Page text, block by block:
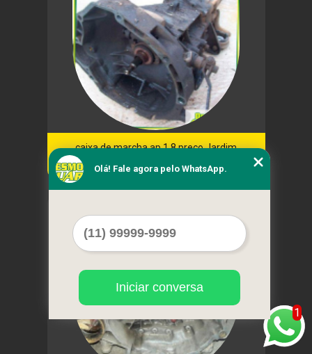
caixa de marcha ap 1.8 preço Jardim
Marajoara
1
Olá! Fale agora pelo WhatsApp.
Iniciar conversa